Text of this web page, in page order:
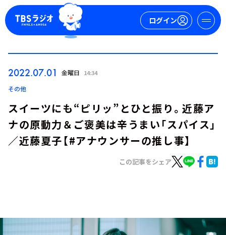
ログイン
TBS Podcast
2022.07.01 金曜日 14:34
その他
スイーツにも“ピリッ”とひと振り。近藤ア
ナの原動力＆ご褒美は辛うまい「スパイス」
／近藤夏子【#アナウンサーの推し事】
この記事をシェア